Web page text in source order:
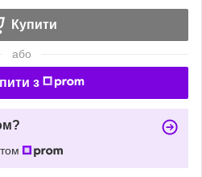
Купити
або
з